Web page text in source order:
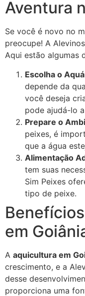
Aventura
Se você é novo no
preocupe! A
Aqui estão algumas
Escolha o
depende da
você deseja
pode ajudá-lo
Prepare o
peixes, é
que a água
Alimentação
tem suas
Sim Peixes
tipo de peixe.
em
A aquicultura em
crescimento, e a
desse
proporciona uma